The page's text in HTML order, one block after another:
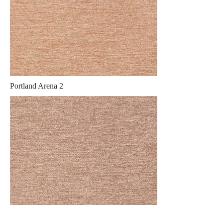
Portland Arena 2